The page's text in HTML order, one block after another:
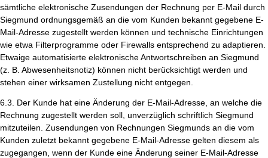
sämtliche elektronische Zusendungen der Rechnung per E-Mail durch
Siegmund ordnungsgemäß an die vom Kunden bekannt gegebene E-
Mail-Adresse zugestellt werden können und technische Einrichtungen
wie etwa Filterprogramme oder Firewalls entsprechend zu adaptieren.
Etwaige automatisierte elektronische Antwortschreiben an Siegmund
(z. B. Abwesenheitsnotiz) können nicht berücksichtigt werden und
stehen einer wirksamen Zustellung nicht entgegen.
6.3. Der Kunde hat eine Änderung der E-Mail-Adresse, an welche die
Rechnung zugestellt werden soll, unverzüglich schriftlich Siegmund
mitzuteilen. Zusendungen von Rechnungen Siegmunds an die vom
Kunden zuletzt bekannt gegebene E-Mail-Adresse gelten diesem als
zugegangen, wenn der Kunde eine Änderung seiner E-Mail-Adresse